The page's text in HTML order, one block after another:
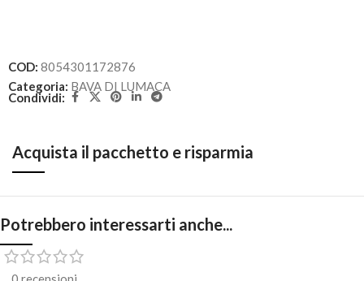
COD: 8054301172876
Categoria: BAVA DI LUMACA
Condividi:
Acquista il pacchetto e risparmia
Potrebbero interessarti anche...